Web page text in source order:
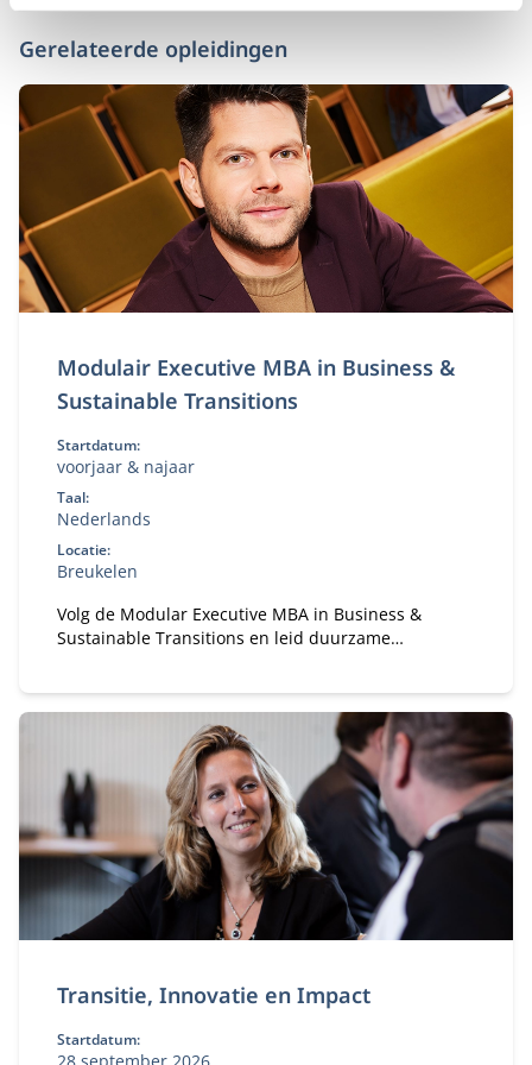
Gerelateerde opleidingen
Modulair Executive MBA in Business &
Sustainable Transitions
Startdatum:
voorjaar & najaar
Taal:
Nederlands
Locatie:
Breukelen
Volg de Modular Executive MBA in Business &
Sustainable Transitions en leid duurzame
Transitie, Innovatie en Impact
Startdatum: